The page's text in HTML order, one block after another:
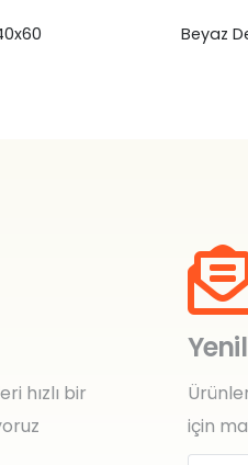
Beyaz
hızlı bir
için